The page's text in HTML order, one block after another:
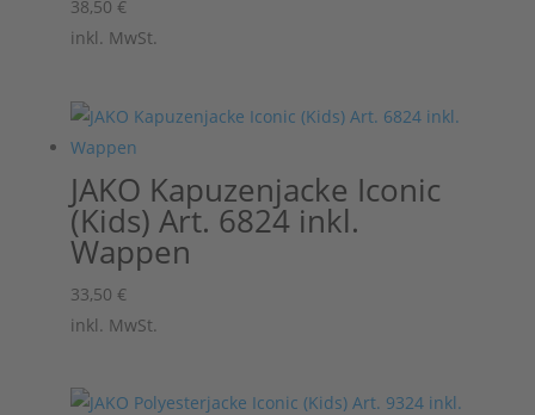
38,50 €
inkl. MwSt.
JAKO Kapuzenjacke Iconic
(Kids) Art. 6824 inkl.
Wappen
33,50 €
inkl. MwSt.